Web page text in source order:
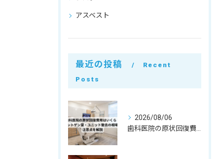
アスベスト
最近の投稿
Recent
Posts
2026/08/06